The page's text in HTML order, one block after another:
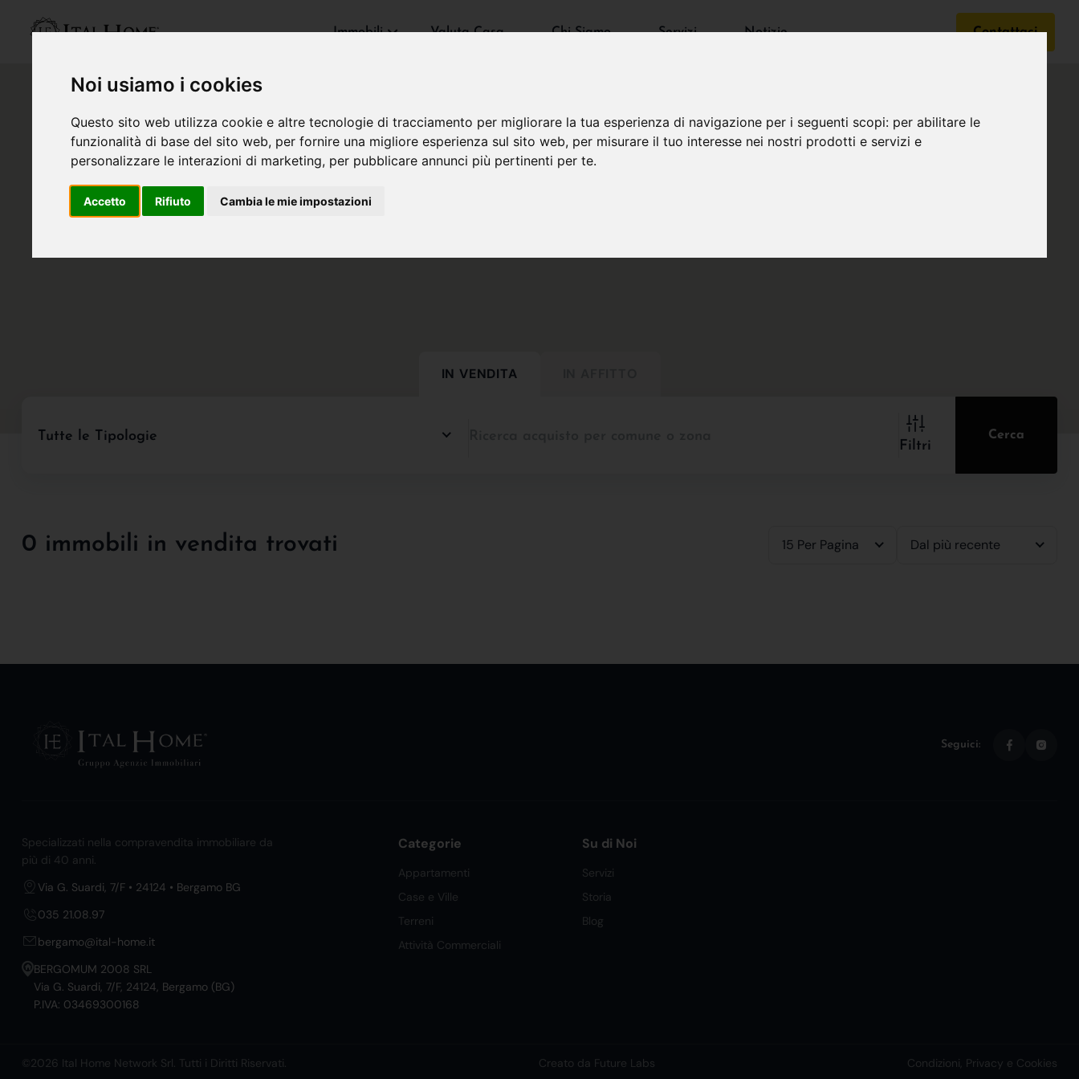
Noi usiamo i cookies
Questo sito web utilizza cookie e altre tecnologie di tracciamento per migliorare la tua esperienza di navigazione per i seguenti scopi: per abilitare le
funzionalità di base del sito web, per fornire una migliore esperienza sul sito web, per misurare il tuo interesse nei nostri prodotti e servizi e
personalizzare le interazioni di marketing, per pubblicare annunci più pertinenti per te.
Accetto Rifiuto Cambia le mie impostazioni
Immobili Valuta Casa Chi Siamo Servizi Notizie Contattaci
IN VENDITA
Tutte le Tipologie
Filtri
Cerca
0 immobili in vendita trovati 15 Per Pagina Dal più recente
Seguici:
Specializzati nella compravendita immobiliare da
più di 40 anni.
Via G. Suardi, 7/F • 24124 • Bergamo BG
035 21.08.97
bergamo@ital-home.it
BERGOMUM 2008 SRL
Via G. Suardi, 7/F, 24124, Bergamo (BG)
P.IVA: 03469300168
Categorie
Appartamenti
Case e Ville
Terreni
Attività Commerciali
Su di Noi
Servizi
Storia
Blog
©2026 Ital Home Network Srl. Tutti i Diritti Riservati. Creato da Future Labs Condizioni, Privacy e Cookies